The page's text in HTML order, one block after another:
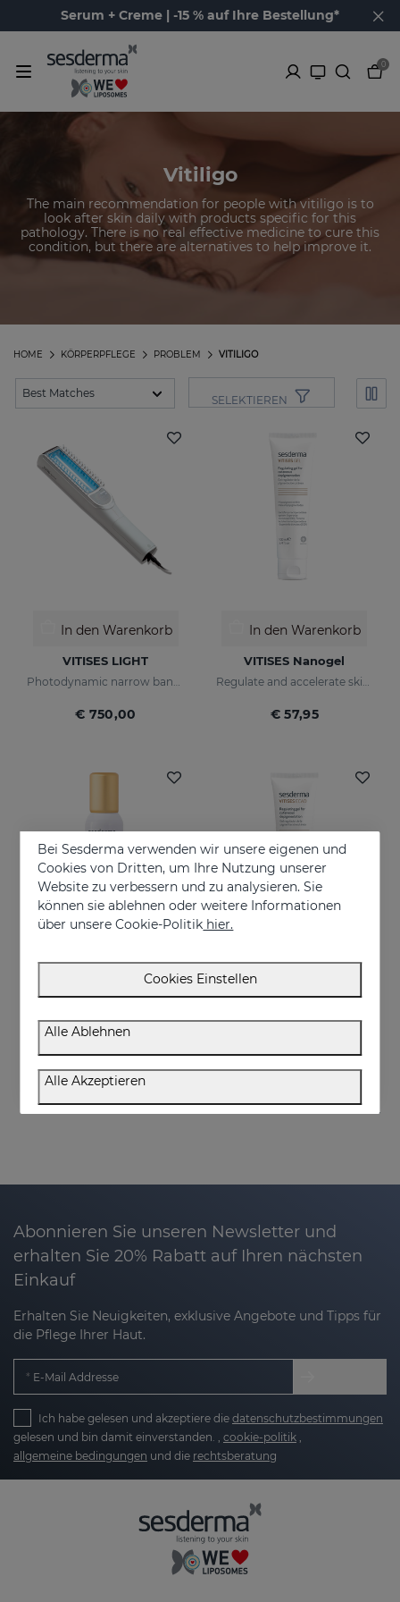
Serum + Creme | -15 % auf Ihre Bestellung*
0
Vitiligo
The main recommendation for people with vitiligo is to
look after skin daily with products specific for this
pathology. There is no real effective medicine to cure this
condition, but there are alternatives to help improve it.
VITILIGO
PROBLEM
KÖRPERPFLEGE
HOME
SELEKTIEREN
In den Warenkorb
VITISES LIGHT
Photodynamic narrow bandwidth therapy device
€ 750,00
In den Warenkorb
VITISES Nanogel
Regulate and accelerate skin pigmentation
€ 57,95
In den Warenkorb
VITISES KT
Skin pigmentation accelerator
€ 75,95
VITISES Ecad Gel 100 Ml
€ 57,95
Abonnieren Sie unseren Newsletter und
erhalten Sie 20% Rabatt auf Ihren nächsten
Einkauf
Erhalten Sie Neuigkeiten, exklusive Angebote und Tipps für
die Pflege Ihrer Haut.
E-Mail Addresse
Ich habe gelesen und akzeptiere die datenschutzbestimmungen
gelesen und bin damit einverstanden. , cookie-politik
allgemeine bedingungen und die rechtsberatung
Bei Sesderma verwenden wir unsere eigenen und
Cookies von Dritten, um Ihre Nutzung unserer
Website zu verbessern und zu analysieren. Sie
können sie ablehnen oder weitere Informationen
über unsere Cookie-Politik hier.
Cookies Einstellen
Alle Ablehnen
Alle Akzeptieren